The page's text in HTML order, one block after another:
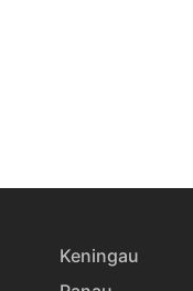
Keningau